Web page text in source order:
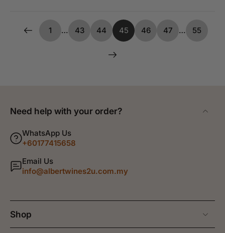
1 … 43 44 45 46 47 … 55
Need help with your order?
WhatsApp Us
+60177415658
Email Us
info@albertwines2u.com.my
Shop